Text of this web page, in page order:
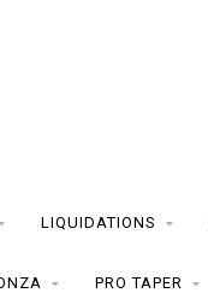
LIQUIDATIONS
PRO TAPER